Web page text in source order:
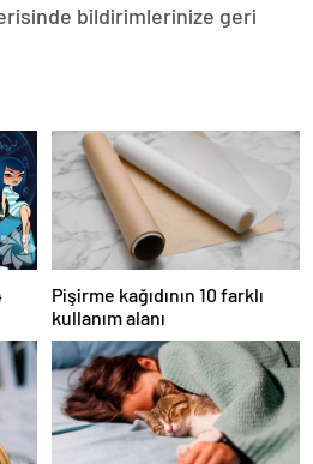
bildirimlerinize geri
Pişirme kağıdının 10 farklı
kullanım alanı